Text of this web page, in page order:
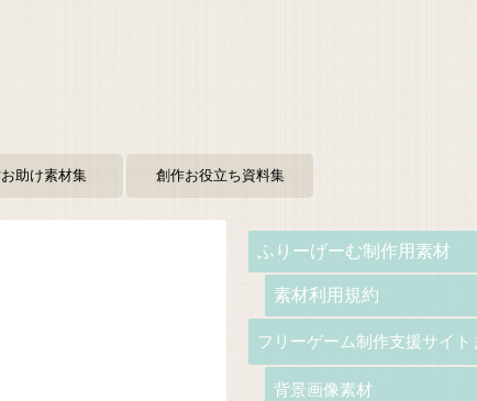
助け素材集 創作お役立ち資料集
ふりーげーむ制作用素材
素材利用規約
フリーゲーム制作支援サイト
背景画像素材